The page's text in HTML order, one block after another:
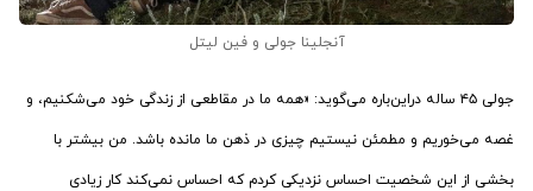
آنجلینا جولی و فین لیتل
جولی ۴۵ ساله دراین‌باره می‌گوید: «همه ما در مقاطعی از زندگی خود می‌شکنیم، و
غصه می‌خوریم و مطمئن نیستیم چیزی در ذهن ما مانده باشد. من بیشتر با
بخشی از این شخصیت احساس نزدیکی کردم که احساس نمی‌کند کار زیادی